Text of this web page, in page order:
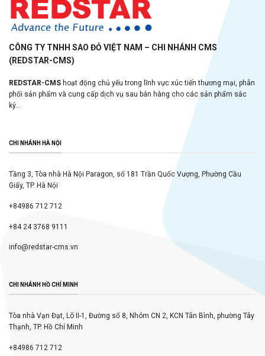
CÔNG TY TNHH SAO ĐỎ VIỆT NAM – CHI NHÁNH CMS
(REDSTAR-CMS)
REDSTAR-CMS hoạt động chủ yếu trong lĩnh vực xúc tiến thương mại, phân
phối sản phẩm và cung cấp dịch vụ sau bán hàng cho các sản phẩm sắc
ký...
CHI NHÁNH HÀ NỘI
Tầng 3, Tòa nhà Hà Nội Paragon, số 181 Trần Quốc Vượng, Phường Cầu
Giấy, TP. Hà Nội
+84986 712 712
+84 24 3768 9111
info@redstar-cms.vn
CHI NHÁNH HỒ CHÍ MINH
Tòa nhà Vạn Đạt, Lô II-1, Đường số 8, Nhóm CN 2, KCN Tân Bình, phường Tây
Thạnh, TP. Hồ Chí Minh
+84986 712 712